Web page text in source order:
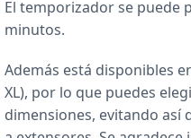
El temporizador se puede
minutos.
Además está disponibles
XL), por lo que puedes
dimensiones, evitando